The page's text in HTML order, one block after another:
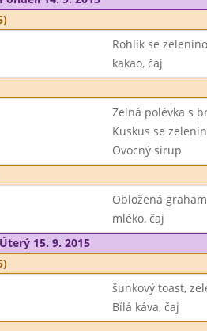
Rohlík se
kakao, čaj
Zelná polévka s
Kuskus se
Ovocný sirup
Obložená
mléko, čaj
Úterý 15. 9. 2015
šunkový toast,
Bílá káva, čaj